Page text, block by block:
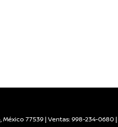
México 77539 | Ventas:998-234-0680 |